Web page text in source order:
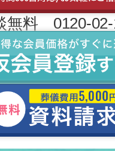
無料 0120-02-